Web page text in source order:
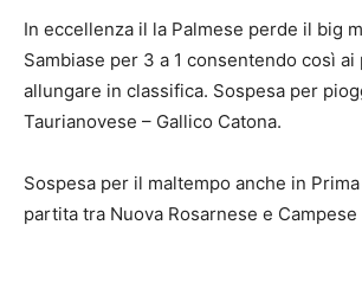
In eccellenza il la Palmese perde il big
Sambiase per 3 a 1 consentendo così ai
allungare in classifica. Sospesa per
Taurianovese – Gallico Catona.
Sospesa per il maltempo anche in
partita tra Nuova Rosarnese e